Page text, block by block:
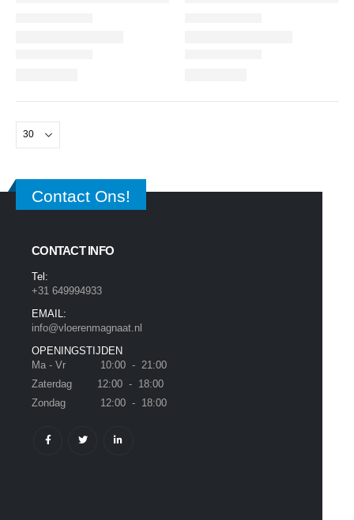
Contact Ons!
CONTACT INFO
Tel:
+31 649994933
EMAIL:
info@vloerenmagnaat.nl
OPENINGSTIJDEN
Ma - Vr 10:00 - 21:00
Zaterdag 12:00 - 18:00
Zondag 12:00 - 18:00